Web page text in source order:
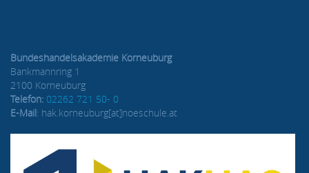
Bundeshandelsakademie Korneuburg
Bankmannring 1
2100 Korneuburg
Telefon: 02262 721 50- 0
E-Mail: hak.korneuburg[at]noeschule.at